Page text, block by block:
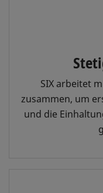
SIX arbeitet
zusammen, um
und die